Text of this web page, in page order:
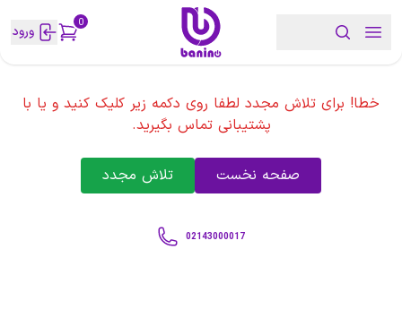
0 ورود
خطا! برای تلاش مجدد لطفا روی دکمه زیر کلیک کنید و یا با
پشتیبانی تماس بگیرید.
صفحه نخست تلاش مجدد
02143000017